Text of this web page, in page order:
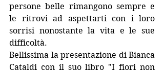
persone belle rimangono sempre e
le ritrovi ad aspettarti con i loro
sorrisi nonostante la vita e le sue
difficoltà.
Bellissima la presentazione di Bianca
Cataldi con il suo libro "I fiori non